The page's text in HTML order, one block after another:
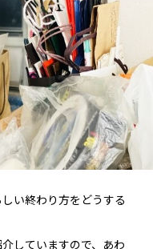
い終わり方をどうする
していますので、あわ